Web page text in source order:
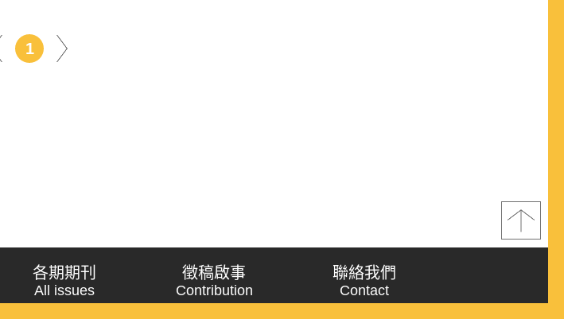
1
各期期刊
All issues
徵稿啟事
Contribution
聯絡我們
Contact